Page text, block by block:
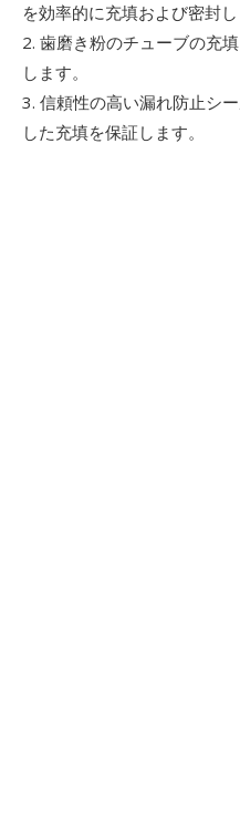
を効率的に充填および密封し
2. 歯磨き粉のチューブの充
します。
3. 信頼性の高い漏れ防止シ
した充填を保証します。